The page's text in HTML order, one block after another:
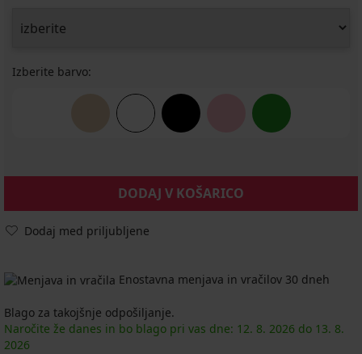
Izberite barvo:
DODAJ V KOŠARICO
Dodaj med priljubljene
Enostavna menjava in vračilov 30 dneh
Blago za takojšnje odpošiljanje.
Naročite že danes in bo blago pri vas dne: 12. 8. 2026 do 13. 8.
2026